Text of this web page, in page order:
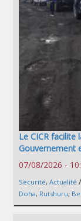
Le CICR
Gouvernement
07/08/2026 -
Sécurité, Actualité /
Doha, Rutshuru,